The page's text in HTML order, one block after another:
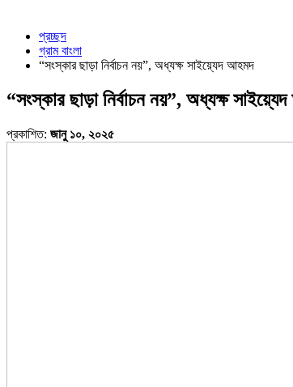
প্রচ্ছদ
গ্রাম বাংলা
“সংস্কার ছাড়া নির্বাচন নয়”, অধ্যক্ষ সাইয়্যেদ আহমদ
“সংস্কার ছাড়া নির্বাচন নয়”, অধ্যক্ষ
প্রকাশিত: জানু ১০, ২০২৫